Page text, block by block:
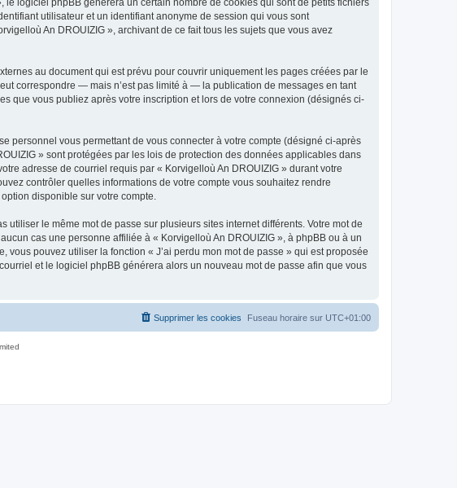
utilisateur et un identifiant anonyme de session qui vous sont
An DROUIZIG », archivant de ce fait tous les sujets que vous avez
au document qui est prévu pour couvrir uniquement les pages créées par le
correspondre — mais n’est pas limité à — la publication de messages en tant
que vous publiez après votre inscription et lors de votre connexion (désignés ci-
personnel vous permettant de vous connecter à votre compte (désigné ci-après
» sont protégées par les lois de protection des données applicables dans
adresse de courriel requis par « Korvigelloù An DROUIZIG » durant votre
contrôler quelles informations de votre compte vous souhaitez rendre
disponible sur votre compte.
le même mot de passe sur plusieurs sites internet différents. Votre mot de
cas une personne affiliée à « Korvigelloù An DROUIZIG », à phpBB ou à un
pouvez utiliser la fonction « J’ai perdu mon mot de passe » qui est proposée
et le logiciel phpBB générera alors un nouveau mot de passe afin que vous
Fuseau horaire sur UTC+01:00
Supprimer les cookies